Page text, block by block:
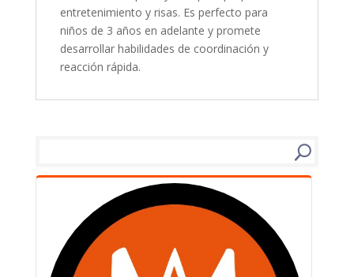
entretenimiento y risas. Es perfecto para
niños de 3 años en adelante y promete
desarrollar habilidades de coordinación y
reacción rápida.